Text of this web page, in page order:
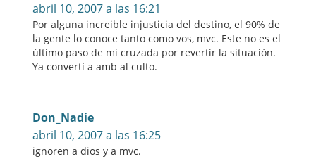
abril 10, 2007 a las 16:21
Por alguna increible injusticia del destino, el 90% de
la gente lo conoce tanto como vos, mvc. Este no es el
último paso de mi cruzada por revertir la situación.
Ya convertí a amb al culto.
Don_Nadie
abril 10, 2007 a las 16:25
ignoren a dios y a mvc.